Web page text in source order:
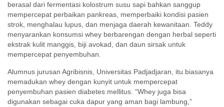
berasal dari fermentasi kolostrum susu sapi bahkan sanggup
mempercepat perbaikan pankreas, memperbaiki kondisi pasien
strok, menghalau lupus, dan menjaga daerah kewanitaan. Teddy
menyarankan konsumsi whey berbarengan dengan herbal seperti
ekstrak kulit manggis, biji avokad, dan daun sirsak untuk
mempercepat penyembuhan.
Alumnus jurusan Agribisnis, Universitas Padjadjaran, itu biasanya
memadukan whey dengan kunyit untuk mempercepat
penyembuhan pasien diabetes mellitus. “Whey juga bisa
digunakan sebagai cuka dapur yang aman bagi lambung,”